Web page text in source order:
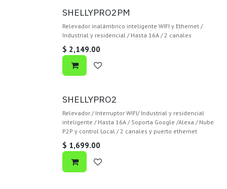
SHELLYPRO2PM
Relevador inalámbrico inteligente WIFI y Ethernet /
Industrial y residencial / Hasta 16A / 2 canales
$ 2,149.00
SHELLYPRO2
Relevador / Interruptor WIFI/ Industrial y residencial
inteligente / Hasta 16A / Soporta Google /Alexa / Nube
P2P y control Local / 2 canales y puerto ethernet
$ 1,699.00